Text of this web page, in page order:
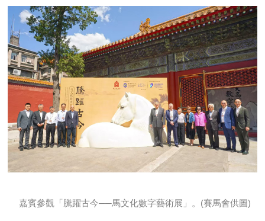
嘉賓參觀「騰躍古今──馬文化數字藝術展」。(賽馬會供圖)